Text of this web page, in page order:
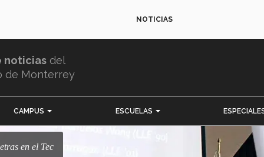
NOTICIAS
noticias del
de Monterrey
CAMPUS ESCUELAS
en el Tec